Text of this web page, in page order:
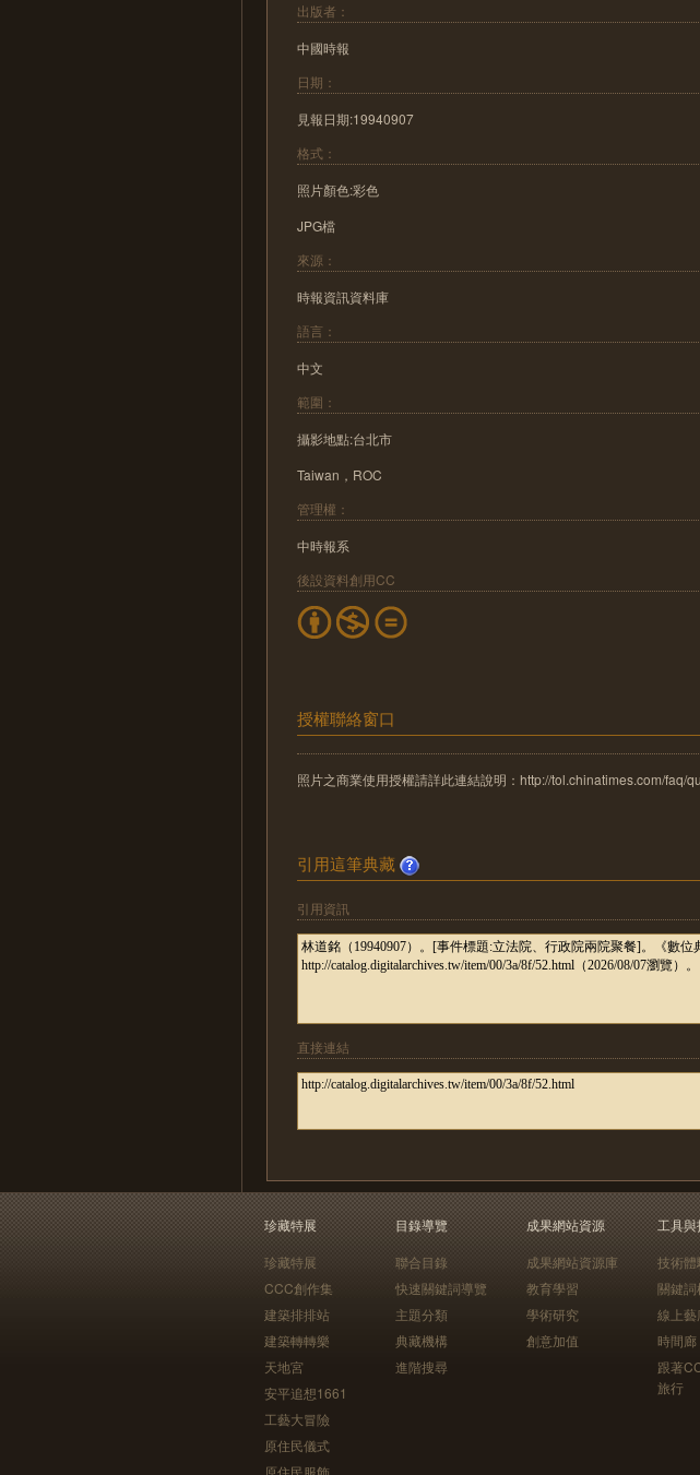
出版者：
中國時報
日期：
見報日期:19940907
格式：
照片顏色:彩色
JPG檔
來源：
時報資訊資料庫
語言：
中文
範圍：
攝影地點:台北市
Taiwan，ROC
管理權：
中時報系
後設資料創用CC
授權聯絡窗口
照片之商業使用授權請詳此連結說明：http://tol.chinatimes.com/faq/
引用這筆典藏
引用資訊
直接連結
珍藏特展
珍藏特展
CCC創作集
建築排排站
建築轉轉樂
天地宮
安平追想1661
工藝大冒險
原住民儀式
目錄導覽
聯合目錄
快速關鍵詞導覽
主題分類
典藏機構
進階搜尋
成果網站資源
成果網站資源庫
教育學習
學術研究
創意加值
工具
技術體
關鍵詞
線上藝
時間廊
跟著
旅行